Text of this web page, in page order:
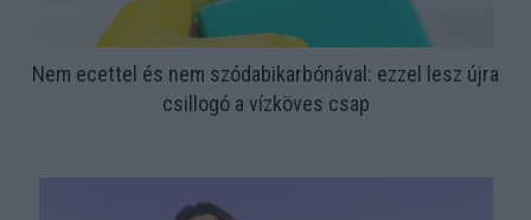
Nem ecettel és nem szódabikarbónával: ezzel lesz újra
csillogó a vízköves csap